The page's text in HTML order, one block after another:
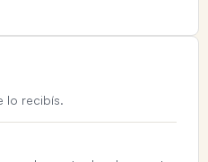
lo recibís.